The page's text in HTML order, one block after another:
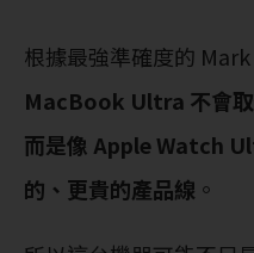
根據最強準確度的
MacBook Ultra 不會
而是像 Apple Watch
的、更貴的產品線 。